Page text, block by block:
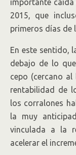
importante
2015, que
primeros días de
En este sentido,
debajo de lo
cepo (cercano
rentabilidad de
los corralones
la muy
vinculada a la
acelerar el